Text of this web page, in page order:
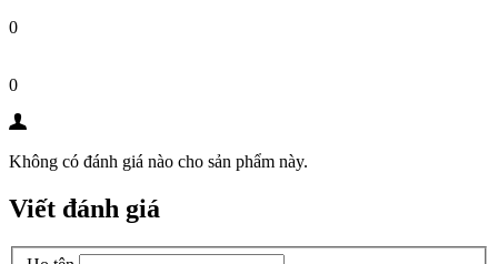
0
0
Không có đánh giá nào cho sản phẩm này.
Viết đánh giá